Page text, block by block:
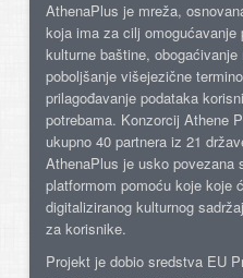
AthenaPlus je mreža,
koja ima za cilj omogućavanje
kulturne baštine, obogaćivanje
poboljšanje višejezične
prilagođavanje podataka
potrebama. Konzorcij Athene
ukupno 40 partnera iz 21
AthenaPlus je usko povezana
platformom pomoću koje koje
digitaliziranog kulturnog
za korisnike.
Projekt je dobio sredstva EU